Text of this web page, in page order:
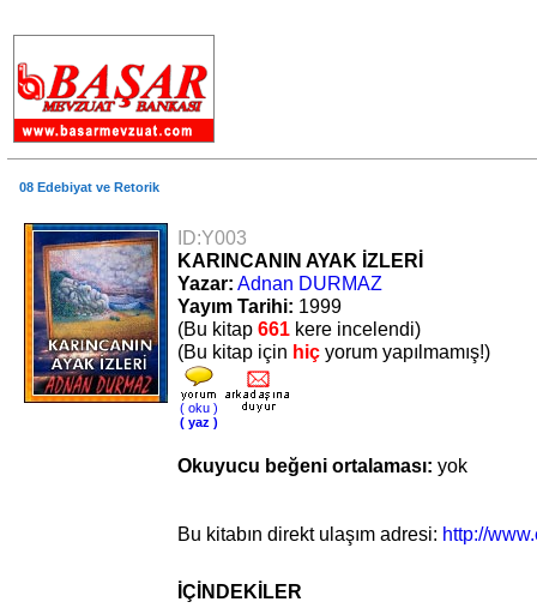
08 Edebiyat ve Retorik
ID:Y003
KARINCANIN AYAK İZLERİ
Yazar: Adnan DURMAZ
Yayım Tarihi: 1999
(Bu kitap 661 kere incelendi)
(Bu kitap için hiç yorum yapılmamış!)
( oku )
( yaz )
Okuyucu beğeni ortalaması: yok
Bu kitabın direkt ulaşım adresi: http://
İÇİNDEKİLER